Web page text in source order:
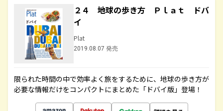
２４ 地球の歩き方 Ｐｌａｔ ドバ
イ
Plat
2019.08.07 発売
限られた時間の中で効率よく旅をするために、地球の歩き方が
必要な情報だけをコンパクトにまとめた「ドバイ版」登場！